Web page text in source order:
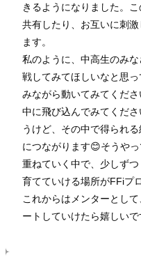
きるようになりました。
共有したり、お互いに刺
ます。
私のように、中高生のみ
戦してみてほしいなと思
みながら動いてみてくだ
中に飛び込んでみてくだ
うけど、その中で得られ
につながります😊そうや
重ねていく中で、少しず
育てていける場所がFFiプ
これからはメンターとし
ートしていけたら嬉しいで